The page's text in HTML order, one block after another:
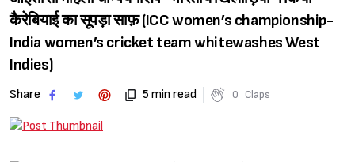
कैरेबियाई का सूपड़ा साफ़ (ICC women’s championship-
India women’s cricket team whitewashes West
Indies)
Share 5 min read 0 Claps